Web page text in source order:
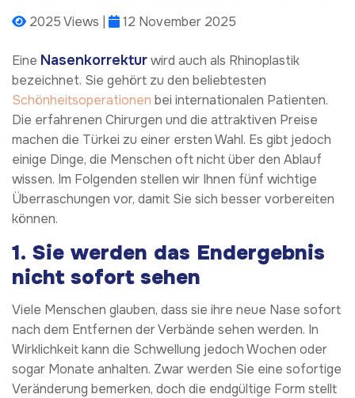
2025 Views | 12 November 2025
Eine Nasenkorrekturwird auch als Rhinoplastik
bezeichnet. Sie gehört zu den beliebtesten
Schönheitsoperationen bei internationalen Patienten.
Die erfahrenen Chirurgen und die attraktiven Preise
machen die Türkei zu einer ersten Wahl. Es gibt jedoch
einige Dinge, die Menschen oft nicht über den Ablauf
wissen. Im Folgenden stellen wir Ihnen fünf wichtige
Überraschungen vor, damit Sie sich besser vorbereiten
können.
1. Sie werden das Endergebnis
nicht sofort sehen
Viele Menschen glauben, dass sie ihre neue Nase sofort
nach dem Entfernen der Verbände sehen werden. In
Wirklichkeit kann die Schwellung jedoch Wochen oder
sogar Monate anhalten. Zwar werden Sie eine sofortige
Veränderung bemerken, doch die endgültige Form stellt